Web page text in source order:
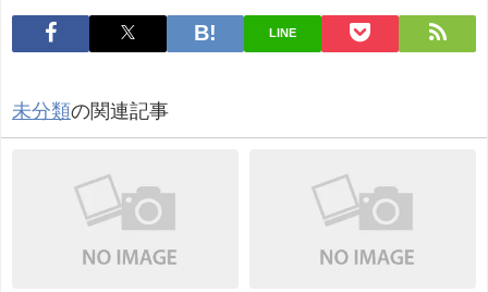
LINE
未分類の関連記事